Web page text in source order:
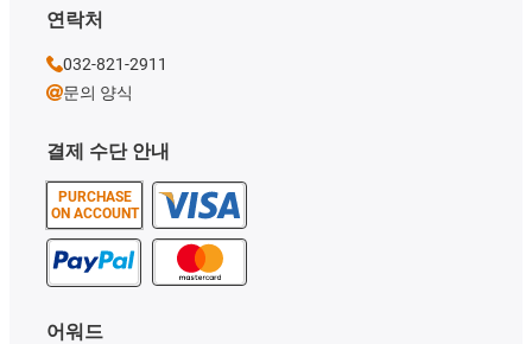
결제 수단 안내
PURCHASE
ON ACCOUNT
어워드
연락처
032-821-2911
문의 양식